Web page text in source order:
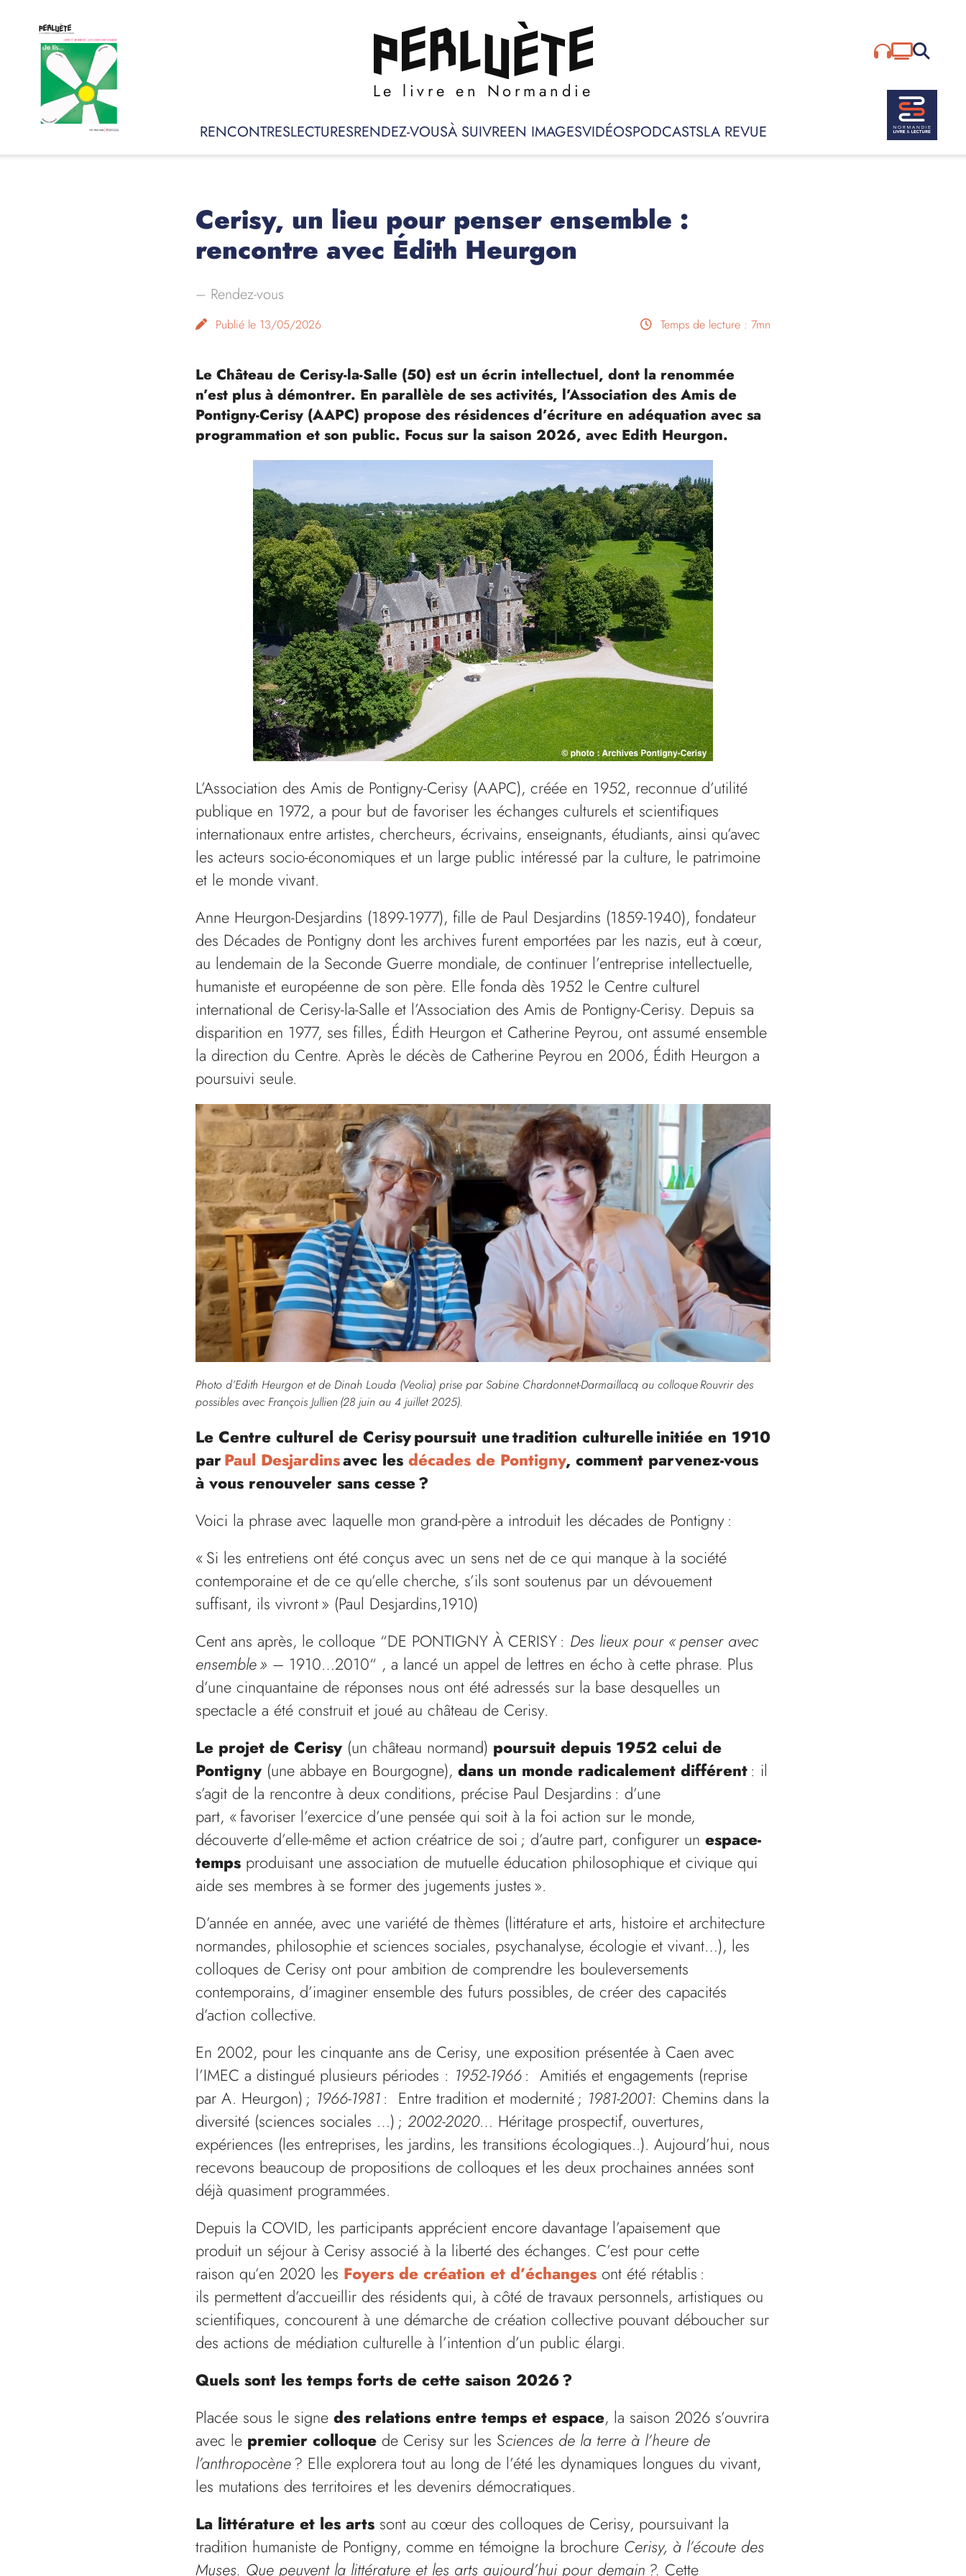
Le livre en Normandie
RENCONTRESLECTURESRENDEZ-VOUSÀ SUIVREEN IMAGESVIDÉOSPODCASTSLA REVUE
Cerisy, un lieu pour penser ensemble :
rencontre avec Édith Heurgon
– Rendez-vous
Publié le 13/05/2026 Temps de lecture : 7mn
Le Château de Cerisy-la-Salle (50) est un écrin intellectuel, dont la renommée
n’est plus à démontrer. En parallèle de ses activités, l’Association des Amis de
Pontigny-Cerisy (AAPC) propose des résidences d’écriture en adéquation avec sa
programmation et son public. Focus sur la saison 2026, avec Edith Heurgon.
L’Association des Amis de Pontigny-Cerisy (AAPC), créée en 1952, reconnue d’utilité
publique en 1972, a pour but de favoriser les échanges culturels et scientifiques
internationaux entre artistes, chercheurs, écrivains, enseignants, étudiants, ainsi qu’avec
les acteurs socio-économiques et un large public intéressé par la culture, le patrimoine
et le monde vivant.
Anne Heurgon-Desjardins (1899-1977), fille de Paul Desjardins (1859-1940), fondateur
des Décades de Pontigny dont les archives furent emportées par les nazis, eut à cœur,
au lendemain de la Seconde Guerre mondiale, de continuer l’entreprise intellectuelle,
humaniste et européenne de son père. Elle fonda dès 1952 le Centre culturel
international de Cerisy-la-Salle et l’Association des Amis de Pontigny-Cerisy. Depuis sa
disparition en 1977, ses filles, Édith Heurgon et Catherine Peyrou, ont assumé ensemble
la direction du Centre. Après le décès de Catherine Peyrou en 2006, Édith Heurgon a
poursuivi seule.
Photo d’Edith Heurgon et de Dinah Louda (Veolia) prise par Sabine Chardonnet-Darmaillacq au colloque Rouvrir des
possibles avec François Jullien (28 juin au 4 juillet 2025).
Le Centre culturel de Cerisy poursuit une tradition culturelle initiée en 1910
parPaul Desjardinsavec les décades de Pontigny, comment parvenez-vous
à vous renouveler sans cesse ?
Voici la phrase avec laquelle mon grand-père a introduit les décades de Pontigny :
« Si les entretiens ont été conçus avec un sens net de ce qui manque à la société
contemporaine et de ce qu’elle cherche, s’ils sont soutenus par un dévouement
suffisant, ils vivront » (Paul Desjardins,1910)
Cent ans après, le colloque “DE PONTIGNY À CERISY : Des lieux pour « penser avec
ensemble » – 1910…2010“ , a lancé un appel de lettres en écho à cette phrase. Plus
d’une cinquantaine de réponses nous ont été adressés sur la base desquelles un
spectacle a été construit et joué au château de Cerisy.
Le projet de Cerisy (un château normand) poursuit depuis 1952 celui de
Pontigny (une abbaye en Bourgogne), dans un monde radicalement différent: il
s’agit de la rencontre à deux conditions, précise Paul Desjardins : d’une
part, « favoriser l’exercice d’une pensée qui soit à la foi action sur le monde,
découverte d’elle-même et action créatrice de soi ; d’autre part, configurer un espace-
temps produisant une association de mutuelle éducation philosophique et civique qui
aide ses membres à se former des jugements justes ».
D’année en année, avec une variété de thèmes (littérature et arts, histoire et architecture
normandes, philosophie et sciences sociales, psychanalyse, écologie et vivant…), les
colloques de Cerisy ont pour ambition de comprendre les bouleversements
contemporains, d’imaginer ensemble des futurs possibles, de créer des capacités
d’action collective.
En 2002, pour les cinquante ans de Cerisy, une exposition présentée à Caen avec
l’IMEC a distingué plusieurs périodes : 1952-1966: Amitiés et engagements (reprise
par A. Heurgon) ; 1966-1981: Entre tradition et modernité ; 1981-2001: Chemins dans la
diversité (sciences sociales …) ; 2002-2020… Héritage prospectif, ouvertures,
expériences (les entreprises, les jardins, les transitions écologiques..). Aujourd’hui, nous
recevons beaucoup de propositions de colloques et les deux prochaines années sont
déjà quasiment programmées.
Depuis la COVID, les participants apprécient encore davantage l’apaisement que
produit un séjour à Cerisy associé à la liberté des échanges. C’est pour cette
raison qu’en 2020 les Foyers de création et d’échanges ont été rétablis :
ils permettent d’accueillir des résidents qui, à côté de travaux personnels, artistiques ou
scientifiques, concourent à une démarche de création collective pouvant déboucher sur
des actions de médiation culturelle à l’intention d’un public élargi.
Quels sont les temps forts de cette saison 2026 ?
Placée sous le signe des relations entre temps et espace, la saison 2026 s’ouvrira
avec le premier colloque de Cerisy sur les Sciences de la terre à l’heure de
l’anthropocène? Elle explorera tout au long de l’été les dynamiques longues du vivant,
les mutations des territoires et les devenirs démocratiques.
La littérature et les arts sont au cœur des colloques de Cerisy, poursuivant la
tradition humaniste de Pontigny, comme en témoigne la brochure Cerisy, à l’écoute des
Muses. Que peuvent la littérature et les arts aujourd’hui pour demain ?. Cette